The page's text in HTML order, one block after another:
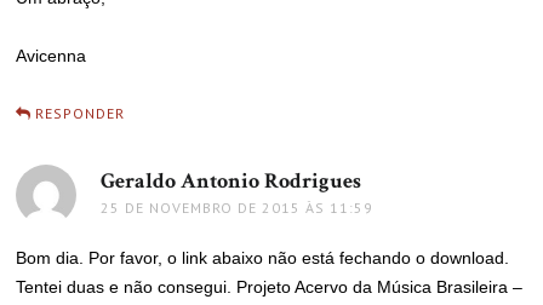
Avicenna
RESPONDER
Geraldo Antonio Rodrigues
25 DE NOVEMBRO DE 2015 ÀS 11:59
Bom dia. Por favor, o link abaixo não está fechando o download.
Tentei duas e não consegui. Projeto Acervo da Música Brasileira –